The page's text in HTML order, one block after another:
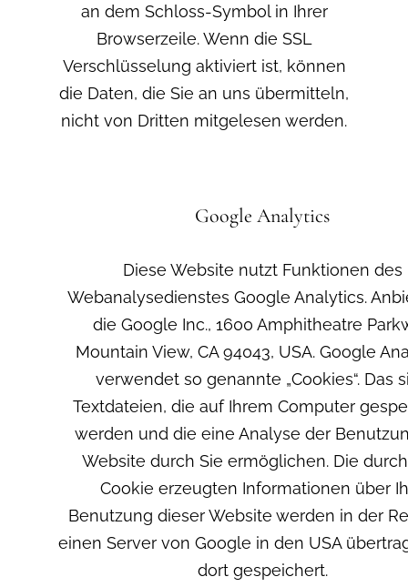
an dem Schloss-Symbol in Ihrer
Browserzeile. Wenn die SSL
Verschlüsselung aktiviert ist, können
die Daten, die Sie an uns übermitteln,
nicht von Dritten mitgelesen werden.
Google Analytics
Diese Website nutzt Funktionen des
Webanalysedienstes Google Analytics.
die Google Inc., 1600 Amphitheatre
Mountain View, CA 94043, USA. Google
verwendet so genannte „Cookies“. Das
Textdateien, die auf Ihrem Computer
werden und die eine Analyse der
Website durch Sie ermöglichen. Die
Cookie erzeugten Informationen über
Benutzung dieser Website werden in der
einen Server von Google in den USA
dort gespeichert.